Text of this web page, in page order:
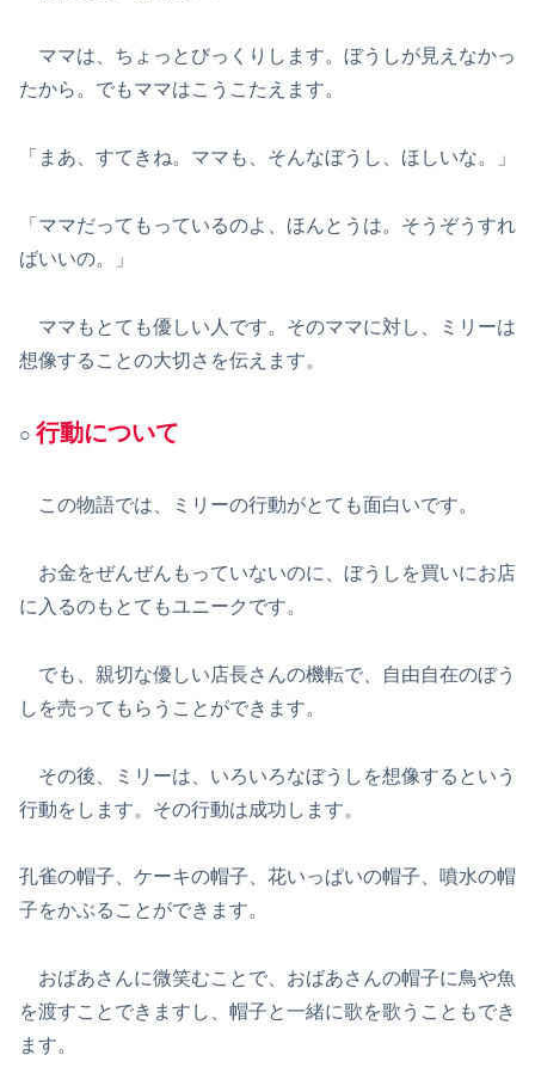
ママは、ちょっとびっくりします。ぼうしが見えなかっ
たから。でもママはこうこたえます。
「まあ、すてきね。ママも、そんなぼうし、ほしいな。」
「ママだってもっているのよ、ほんとうは。そうぞうすれ
ばいいの。」
ママもとても優しい人です。そのママに対し、ミリーは
想像することの大切さを伝えます。
○ 行動について
この物語では、ミリーの行動がとても面白いです。
お金をぜんぜんもっていないのに、ぼうしを買いにお店
に入るのもとてもユニークです。
でも、親切な優しい店長さんの機転で、自由自在のぼう
しを売ってもらうことができます。
その後、ミリーは、いろいろなぼうしを想像するという
行動をします。その行動は成功します。
孔雀の帽子、ケーキの帽子、花いっぱいの帽子、噴水の帽
子をかぶることができます。
おばあさんに微笑むことで、おばあさんの帽子に鳥や魚
を渡すことできますし、帽子と一緒に歌を歌うこともでき
ます。